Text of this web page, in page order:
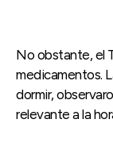
No obstante, el
medicamentos.
dormir,
relevante a la